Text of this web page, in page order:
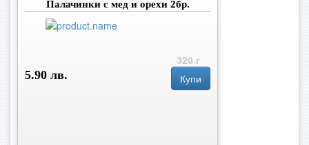
Палачинки с мед и орехи 2бр.
320 г
5.90 лв.
Купи